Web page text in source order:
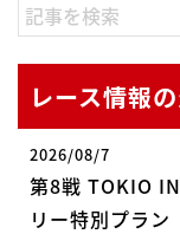
レース情報
2026/08/7
第8戦 TOKIO
リー特別プラ